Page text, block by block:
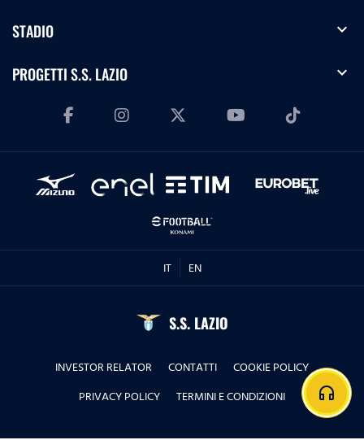
STADIO expand_more
PROGETTI S.S. LAZIO expand_more
IT EN
S.S. LAZIO
INVESTOR RELATOR CONTATTI
COOKIE POLICY
PRIVACY POLICY
TERMINI E CONDIZIONI headphones